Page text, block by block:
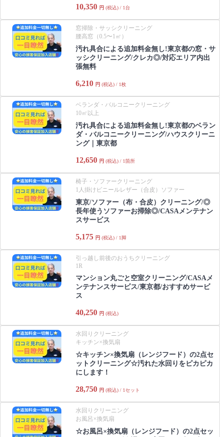
10,350 円 (税込) / 1台
窓掃除・サッシクリーニング
腰高窓（0.5〜1㎡）
汚れ具合による追加料金無し!東京都の窓・サ
ッシクリーニング/クレカ◎/対応エリア内出
張無料
6,210 円 (税込) / 1枚
ベランダ・バルコニークリーニング
10㎡以上
汚れ具合による追加料金無し!東京都のベラン
ダ・バルコニークリーニング/ハウスクリーニ
ング｜東京都
12,650 円 (税込) / 1箇所
椅子・ソファークリーニング
1人掛けビニールレザー（合皮）ソファー
東京/ソファー（布・合皮）クリーニング/◎
長年使うソファーお掃除◎/CASAメンテナン
スサービス
5,175 円 (税込) / 1脚
引っ越し前後のおうちクリーニング
1R
マンション丸ごと空室クリーニング/CASAメ
ンテナンスサービス/東京都/おすすめサービ
ス
40,250 円 (税込)
水回りクリーニング
キッチン×換気扇
☆キッチン×換気扇（レンジフード）の2点セ
ットクリーニング☆汚れた水回りをピカピカ
にします！
28,750 円 (税込) / 1セット
水回りクリーニング
お風呂×換気扇
☆お風呂×換気扇（レンジフード）の2点セッ